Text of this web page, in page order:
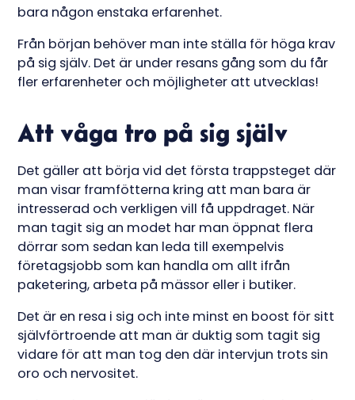
bara någon enstaka erfarenhet.
Från början behöver man inte ställa för höga krav
på sig själv. Det är under resans gång som du får
fler erfarenheter och möjligheter att utvecklas!
Att våga tro på sig själv
Det gäller att börja vid det första trappsteget där
man visar framfötterna kring att man bara är
intresserad och verkligen vill få uppdraget. När
man tagit sig an modet har man öppnat flera
dörrar som sedan kan leda till exempelvis
företagsjobb som kan handla om allt ifrån
paketering, arbeta på mässor eller i butiker.
Det är en resa i sig och inte minst en boost för sitt
självförtroende att man är duktig som tagit sig
vidare för att man tog den där intervjun trots sin
oro och nervositet.